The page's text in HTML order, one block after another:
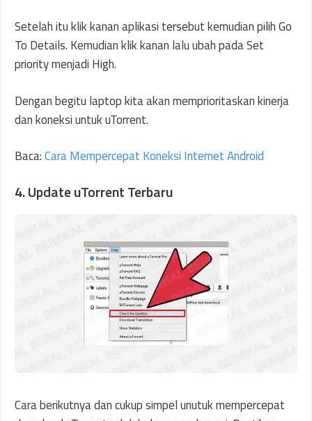
Setelah itu klik kanan aplikasi tersebut kemudian pilih Go
To Details. Kemudian klik kanan lalu ubah pada Set
priority menjadi High.
Dengan begitu laptop kita akan memprioritaskan kinerja
dan koneksi untuk uTorrent.
Baca:Cara Mempercepat Koneksi Internet Android
4. Update uTorrent Terbaru
Cara berikutnya dan cukup simpel unutuk mempercepat